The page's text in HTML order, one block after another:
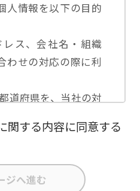
人情報を以下の目的
ス、会社名・組織
わせの対応の際に利
道府県を、当社の対
用いたします。
て集計分析を行い、
ます。
ス、会社名・組織
関する内容に同意する